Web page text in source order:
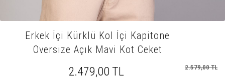
Erkek İçi Kürklü Kol İçi Kapitone
Oversize Açık Mavi Kot Ceket
2.479,00 TL 2.579,00 TL